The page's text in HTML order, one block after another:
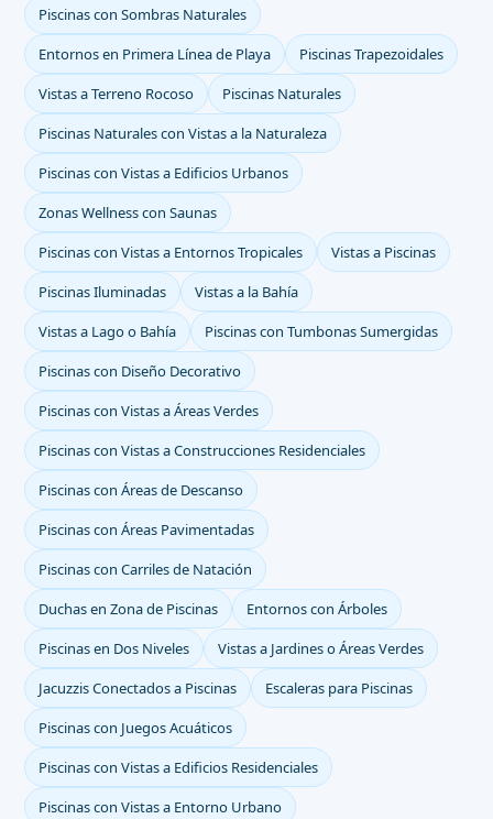
Piscinas con Sombras Naturales
Entornos en Primera Línea de Playa
Piscinas Trapezoidales
Vistas a Terreno Rocoso
Piscinas Naturales
Piscinas Naturales con Vistas a la Naturaleza
Piscinas con Vistas a Edificios Urbanos
Zonas Wellness con Saunas
Piscinas con Vistas a Entornos Tropicales
Vistas a Piscinas
Piscinas Iluminadas
Vistas a la Bahía
Vistas a Lago o Bahía
Piscinas con Tumbonas Sumergidas
Piscinas con Diseño Decorativo
Piscinas con Vistas a Áreas Verdes
Piscinas con Vistas a Construcciones Residenciales
Piscinas con Áreas de Descanso
Piscinas con Áreas Pavimentadas
Piscinas con Carriles de Natación
Duchas en Zona de Piscinas
Entornos con Árboles
Piscinas en Dos Niveles
Vistas a Jardines o Áreas Verdes
Jacuzzis Conectados a Piscinas
Escaleras para Piscinas
Piscinas con Juegos Acuáticos
Piscinas con Vistas a Edificios Residenciales
Piscinas con Vistas a Entorno Urbano